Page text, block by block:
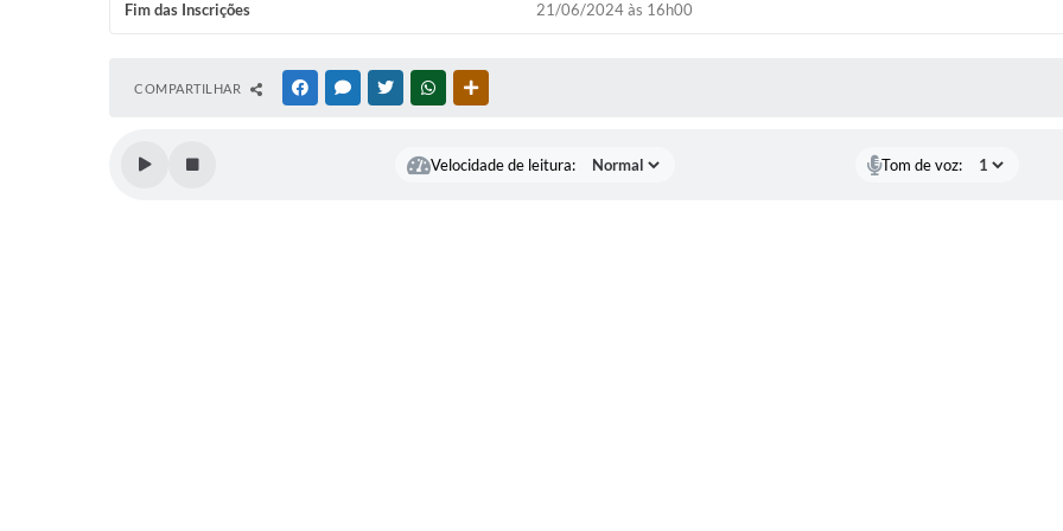
Fim das Inscrições 21/06/2024 às 16h00
COMPARTILHAR FACEBOOKMESSENGER
TWITTERWHATSAPP
Velocidade de leitura: Tom de voz: